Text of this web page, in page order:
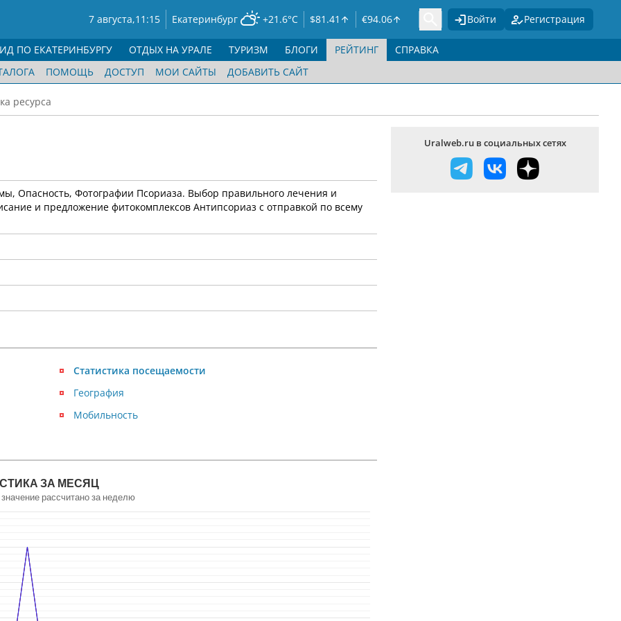
7 августа,11:15 Екатеринбург +21.6°C $81.41 €94.06 Войти Регистрация
ПО ЕКАТЕРИНБУРГУ ОТДЫХ НА УРАЛЕ ТУРИЗМ БЛОГИ
РЕЙТИНГ
ПОМОЩЬ ДОСТУП МОИ САЙТЫ ДОБАВИТЬ САЙТ
СПРАВКА
ресурса
Опасность, Фотографии Псориаза. Выбор правильного лечения и
и предложение фитокомплексов Антипсориаз с отправкой по всему
Статистика посещаемости
География
Мобильность
ЗА МЕСЯЦ
рассчитано за неделю
Uralweb.ru в социальных сетях